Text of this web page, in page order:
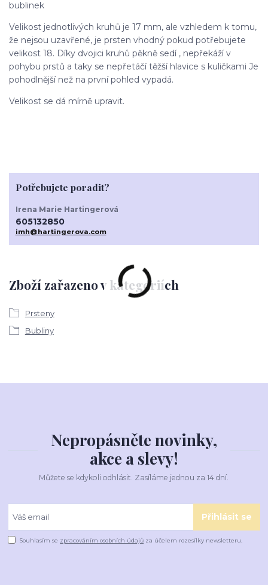
bublinek
Velikost jednotlivých kruhů je 17 mm, ale vzhledem k tomu,
že nejsou uzavřené, je prsten vhodný pokud potřebujete
velikost 18. Díky dvojici kruhů pěkně sedí , nepřekáží v
pohybu prstů a taky se nepřetáčí těžší hlavice s kuličkami Je
pohodlnější než na první pohled vypadá.
Velikost se dá mírně upravit.
Zboží zařazeno v kategoriích
Prsteny
Bubliny
Potřebujete poradit?
Irena Marie Hartingerová
605132850
imh@hartingerova.com
Nepropásněte novinky,
akce a slevy!
Můžete se kdykoli odhlásit. Zasíláme jednou za 14 dní.
Přihlásit se
Souhlasím se zpracováním osobních údajů za účelem rozesílky newsletteru.